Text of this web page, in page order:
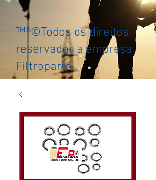
™®©Todos os direitos
reservador a empresa
Filtroparts.